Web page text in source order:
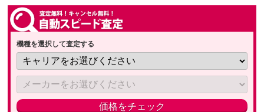
機種を選択して査定する